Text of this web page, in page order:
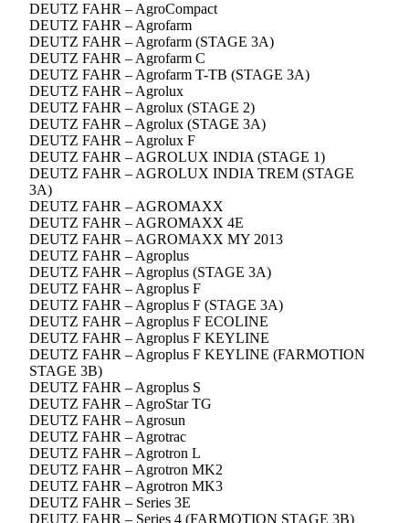
DEUTZ FAHR – AgroCompact
DEUTZ FAHR – Agrofarm
DEUTZ FAHR – Agrofarm (STAGE 3A)
DEUTZ FAHR – Agrofarm C
DEUTZ FAHR – Agrofarm T-TB (STAGE 3A)
DEUTZ FAHR – Agrolux
DEUTZ FAHR – Agrolux (STAGE 2)
DEUTZ FAHR – Agrolux (STAGE 3A)
DEUTZ FAHR – Agrolux F
DEUTZ FAHR – AGROLUX INDIA (STAGE 1)
DEUTZ FAHR – AGROLUX INDIA TREM (STAGE
3A)
DEUTZ FAHR – AGROMAXX
DEUTZ FAHR – AGROMAXX 4E
DEUTZ FAHR – AGROMAXX MY 2013
DEUTZ FAHR – Agroplus
DEUTZ FAHR – Agroplus (STAGE 3A)
DEUTZ FAHR – Agroplus F
DEUTZ FAHR – Agroplus F (STAGE 3A)
DEUTZ FAHR – Agroplus F ECOLINE
DEUTZ FAHR – Agroplus F KEYLINE
DEUTZ FAHR – Agroplus F KEYLINE (FARMOTION
STAGE 3B)
DEUTZ FAHR – Agroplus S
DEUTZ FAHR – AgroStar TG
DEUTZ FAHR – Agrosun
DEUTZ FAHR – Agrotrac
DEUTZ FAHR – Agrotron L
DEUTZ FAHR – Agrotron MK2
DEUTZ FAHR – Agrotron MK3
DEUTZ FAHR – Series 3E
DEUTZ FAHR – Series 4 (FARMOTION STAGE 3B)